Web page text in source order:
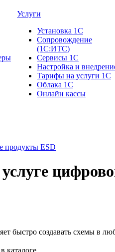
Услуги
Установка 1С
Сопровождение
(1С:ИТС)
Сервисы 1С
Настройка и
Тарифы на услуги 1С
Облака 1С
Онлайн кассы
продукты ESD
быстро создавать схемы в
каталоге